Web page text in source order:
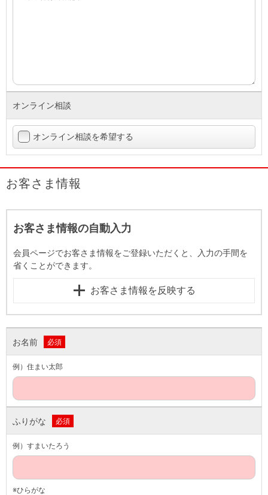
オンライン相談
オンライン相談を希望する
お客さま情報
お客さま情報の自動入力
会員ページでお客さま情報をご登録いただくと、入力の手間を
省くことができます。
お客さま情報を反映する
お名前 必須
例）住まい太郎
ふりがな 必須
例）すまいたろう
※ひらがな